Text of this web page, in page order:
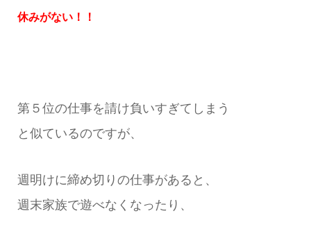
休みがない！！
第５位の仕事を請け負いすぎてしまう
と似ているのですが、
週明けに締め切りの仕事があると、
週末家族で遊べなくなったり、